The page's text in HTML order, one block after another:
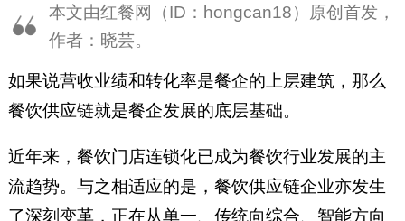
本文由红餐网（ID：hongcan18）原创首发，
作者：晓芸。
如果说营收业绩和转化率是餐企的上层建筑，那么
餐饮供应链就是餐企发展的底层基础。
近年来，餐饮门店连锁化已成为餐饮行业发展的主
流趋势。与之相适应的是，餐饮供应链企业亦发生
了深刻变革，正在从单一、传统向综合、智能方向